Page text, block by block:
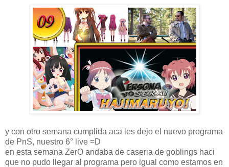
y con otro semana cumplida aca les dejo el nuevo programa
de PnS, nuestro 6° live =D
en esta semana ZerO andaba de caseria de goblings haci
que no pudo llegar al programa pero igual como estamos en